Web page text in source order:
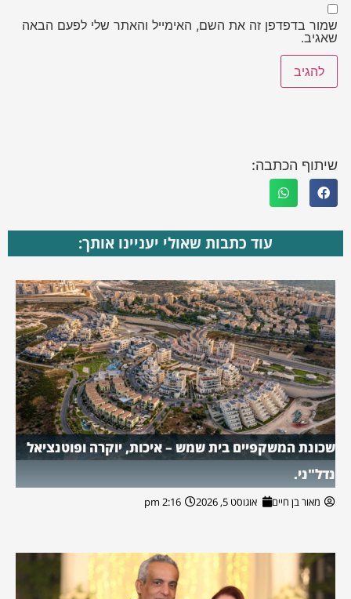
שמור בדפדפן זה את השם, האימייל והאתר שלי לפעם הבאה
שאגיב.
שיתוף הכתבה:
עוד כתבות שאולי יעניינו אותך:
שכונת המשקפיים בית שמש – איכות, יוקרה ופוטנציאל
נדל"ני.
מאור בן חיים אוגוסט 5, 2026 2:16 pm